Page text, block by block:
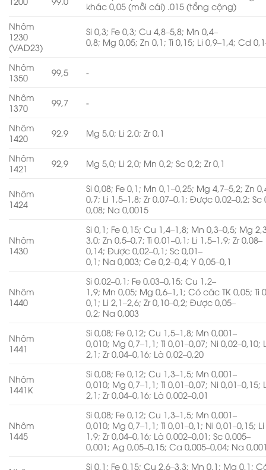
khác 0,05 (mỗi cái) .015 (tổng cộng)
Nhôm
1230
(VAD23)
Si 0,3; Fe 0,3; Cu 4,8–5,8; Mn 0,4–
0,8; Mg 0,05; Zn 0,1; Ti 0,15; Li 0,9–1,4; Cd
Nhôm
1350
99,5 -
Nhôm
1370
99,7 -
Nhôm
1420
92,9 Mg 5,0; Li 2,0; Zr 0,1
Nhôm
1421
92,9 Mg 5,0; Li 2,0; Mn 0,2; Sc 0,2; Zr 0,1
Nhôm
1424
Si 0,08; Fe 0,1; Mn 0,1–0,25; Mg 4,7–5,2; Zn
0,7; Li 1,5–1,8; Zr 0,07–0,1; Được 0,02–0,2; Sc
0,08; Na 0,0015
Nhôm
1430
Si 0,1; Fe 0,15; Cu 1,4–1,8; Mn 0,3–0,5; Mg
3,0; Zn 0,5–0,7; Ti 0,01–0,1; Li 1,5–1,9; Zr 0,08–
0,14; Được 0,02–0,1; Sc 0,01–
0,1; Na 0,003; Ce 0,2–0,4; Y 0,05–0,1
Nhôm
1440
Si 0,02–0,1; Fe 0,03–0,15; Cu 1,2–
1,9; Mn 0,05; Mg 0,6–1,1; Có các TK 0,05; Ti
0,1; Li 2,1–2,6; Zr 0,10–0,2; Được 0,05–
0,2; Na 0,003
Nhôm
1441
Si 0,08; Fe 0,12; Cu 1,5–1,8; Mn 0,001–
0,010; Mg 0,7–1,1; Ti 0,01–0,07; Ni 0,02–0,10;
2,1; Zr 0,04–0,16; Là 0,02–0,20
Nhôm
1441K
Si 0,08; Fe 0,12; Cu 1,3–1,5; Mn 0,001–
0,010; Mg 0,7–1,1; Ti 0,01–0,07; Ni 0,01–0,15;
2,1; Zr 0,04–0,16; Là 0,002–0,01
Nhôm
1445
Si 0,08; Fe 0,12; Cu 1,3–1,5; Mn 0,001–
0,010; Mg 0,7–1,1; Ti 0,01–0,1; Ni 0,01–0,15;
1,9; Zr 0,04–0,16; Là 0,002–0,01; Sc 0,005–
0,001; Ag 0,05–0,15; Ca 0,005–0,04; Na
Si 0,1; Fe 0,15; Cu 2,6–3,3; Mn 0,1; Mg 0,1;